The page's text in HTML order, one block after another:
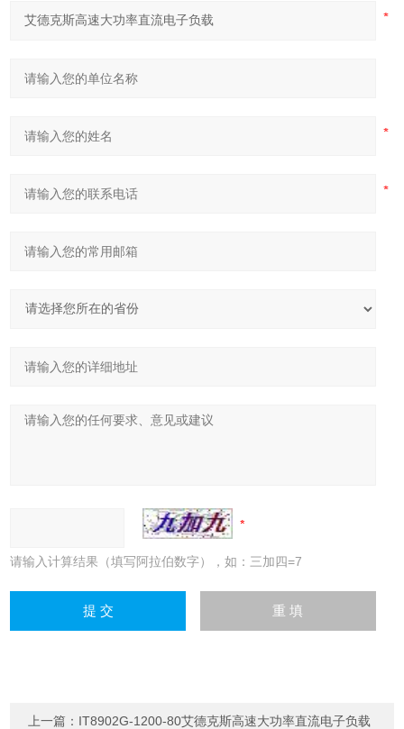
请输入计算结果（填写阿拉伯数字），如：三加四=7
上一篇： IT8902G-1200-80艾德克斯高速大功率直流电子负载